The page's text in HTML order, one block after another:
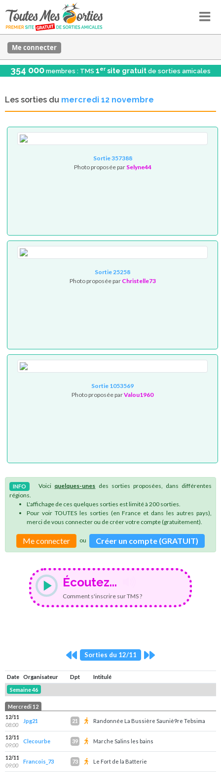
Me connecter
354 000 membres : TMS 1er site gratuit de sorties amicales
Les sorties du mercredi 12 novembre
Sortie 357388
Photo proposée par Selyne44
Sortie 25258
Photo proposée par Christelle73
Sortie 1053569
Photo proposée parValou1960
INFO Voici quelques-unes des sorties proposées, dans différentes
régions.
L'affichage de ces quelques sorties est limité à 200 sorties.
Pour voir TOUTES les sorties (en France et dans les autres pays),
merci de vous connecter ou de créer votre compte (gratuitement).
Me connecter ou Créer un compte (GRATUIT)
Écoutez...
Comment s'inscrire sur TMS ?
Sorties du 12/11
Date Organisateur Dpt
Intitulé
Semaine 46
Mercredi 12
12/11
08:00
Jpg21 21 Randonnée La Bussière Sauniè9re Tebsima
12/11
09:00
Clecourbe 39 Marche Salins les bains
12/11
09:00
Francois_73 73 Le Fort de la Batterie